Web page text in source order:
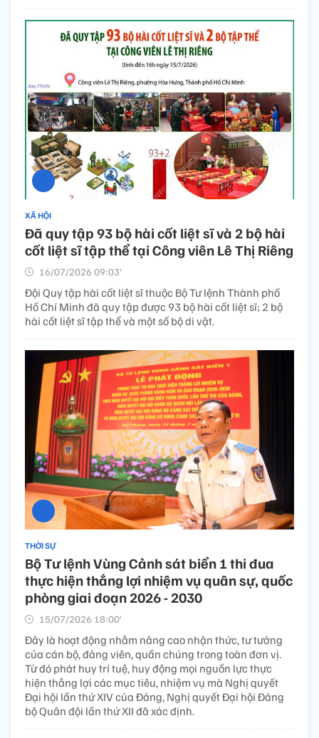
XÃ HỘI
Đã quy tập 93 bộ hài cốt liệt sĩ và 2 bộ hài
cốt liệt sĩ tập thể tại Công viên Lê Thị Riêng
16/07/2026 09:03’
Đội Quy tập hài cốt liệt sĩ thuộc Bộ Tư lệnh Thành phố
Hồ Chí Minh đã quy tập được 93 bộ hài cốt liệt sĩ; 2 bộ
hài cốt liệt sĩ tập thể và một số bộ di vật.
THỜI SỰ
Bộ Tư lệnh Vùng Cảnh sát biển 1 thi đua
thực hiện thắng lợi nhiệm vụ quân sự, quốc
phòng giai đoạn 2026 - 2030
15/07/2026 18:00’
Đây là hoạt động nhằm nâng cao nhận thức, tư tưởng
của cán bộ, đảng viên, quần chúng trong toàn đơn vị.
Từ đó phát huy trí tuệ, huy động mọi nguồn lực thực
hiện thắng lợi các mục tiêu, nhiệm vụ mà Nghị quyết
Đại hội lần thứ XIV của Đảng, Nghị quyết Đại hội Đảng
bộ Quân đội lần thứ XII đã xác định.